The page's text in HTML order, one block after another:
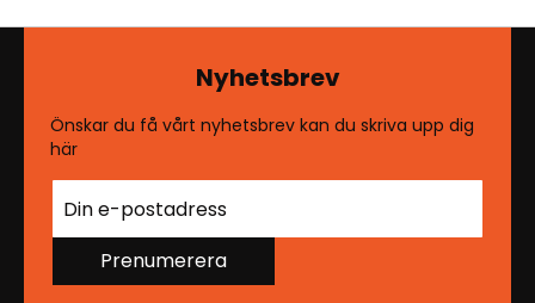
Nyhetsbrev
Önskar du få vårt nyhetsbrev kan du skriva upp dig
här
Prenumerera